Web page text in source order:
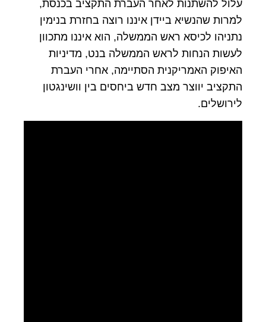
עלול להשתנות לאחר העברת התקציב בכנסת,
למרות שהנשיא ביידן איננו רוצה בחזרת בנימין
נתניהו לכיסא ראש הממשלה, הוא איננו מתכוון
לעשות הנחות לראש הממשלה בנט, מדיניות
האיפוק האמריקנית הסתיימה, אחרי העברת
התקציב יווצר מצב חדש ביחסים בין וושינגטון
לירושלים.